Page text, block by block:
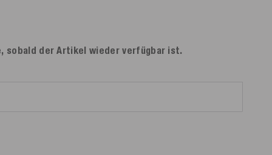
sobald der Artikel wieder verfügbar ist.